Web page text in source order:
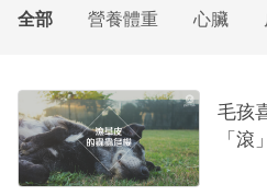
全部 營養體重 心臟
毛孩
「